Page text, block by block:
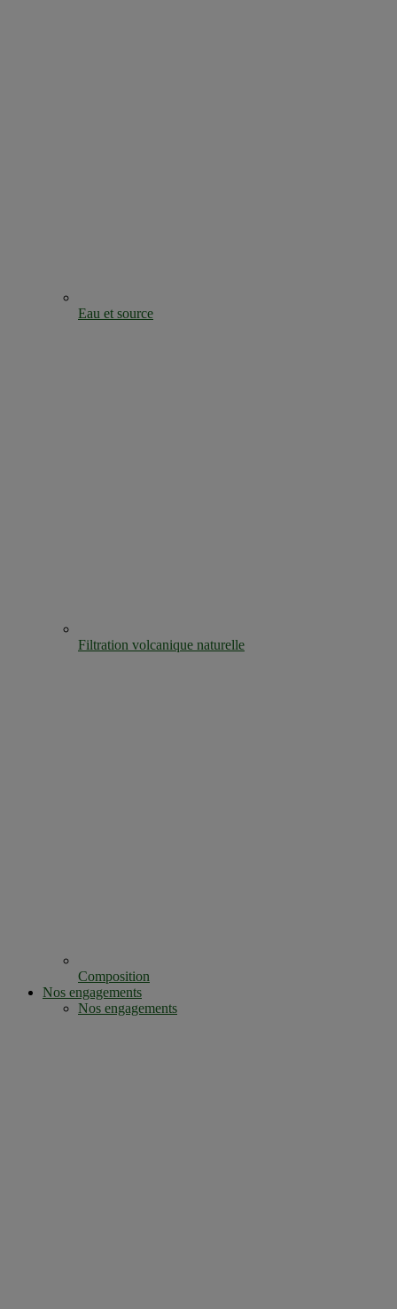
Eau et source
Filtration volcanique naturelle
Composition
Nos engagements
Nos engagements